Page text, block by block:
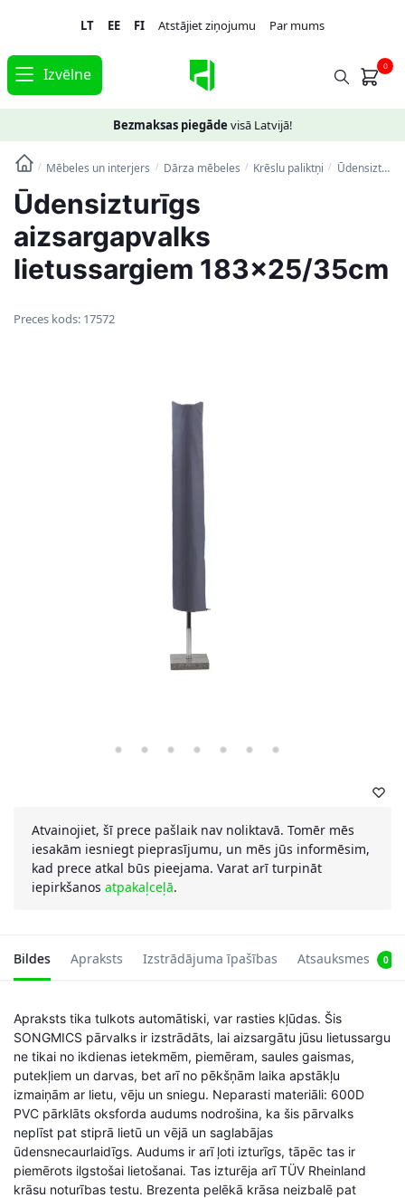
navigation
content
LT EE FI Atstājiet ziņojumu Par mums
Izvēlne 0
Bezmaksas piegāde visā Latvijā!
/ Mēbeles un interjers / Dārza mēbeles / Krēslu paliktņi / Ūdensizturīgs aizsargapvalks lietussargiem 183×25/35cm
Ūdensizturīgs
aizsargapvalks
lietussargiem 183×25/35cm
Preces kods: 17572
Atvainojiet, šī prece pašlaik nav noliktavā. Tomēr mēs
iesakām iesniegt pieprasījumu, un mēs jūs informēsim,
kad prece atkal būs pieejama. Varat arī turpināt
iepirkšanos atpakaļceļā.
Bildes Apraksts Izstrādājuma īpašības Atsauksmes 0
Apraksts tika tulkots automātiski, var rasties kļūdas. Šis
SONGMICS pārvalks ir izstrādāts, lai aizsargātu jūsu lietussargu
ne tikai no ikdienas ietekmēm, piemēram, saules gaismas,
putekļiem un darvas, bet arī no pēkšņām laika apstākļu
izmaiņām ar lietu, vēju un sniegu. Neparasti materiāli: 600D
PVC pārklāts oksforda audums nodrošina, ka šis pārvalks
neplīst pat stiprā lietū un vējā un saglabājas
ūdensnecaurlaidīgs. Audums ir arī ļoti izturīgs, tāpēc tas ir
piemērots ilgstošai lietošanai. Tas izturēja arī TÜV Rheinland
krāsu noturības testu. Brezenta pelēkā krāsa neizbalē pat